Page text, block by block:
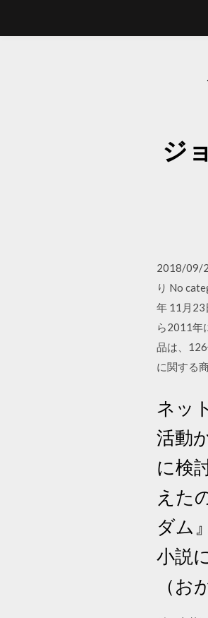
ジ
2018/09/
り No
年 11月23
ら2011年
品は、
に関する
ネッ
活動
に検
えた
ダム
小説
（